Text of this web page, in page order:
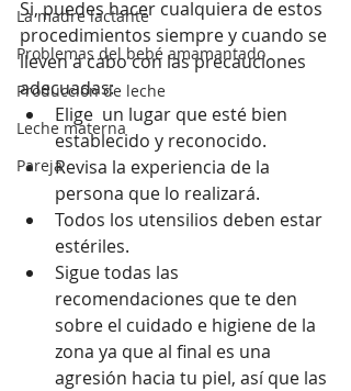
La madre lactante
Problemas del bebé amamantado
Producción de leche
Leche materna
Pareja
Si, puedes hacer cualquiera de estos
procedimientos siempre y cuando se
lleven a cabo con las precauciones
adecuadas:
Elige  un lugar que esté bien
establecido y reconocido.
Revisa la experiencia de la
persona que lo realizará.
Todos los utensilios deben estar
estériles.
Sigue todas las
recomendaciones que te den
sobre el cuidado e higiene de la
zona ya que al final es una
agresión hacia tu piel, así que las